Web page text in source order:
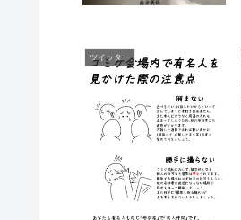
ツイッター